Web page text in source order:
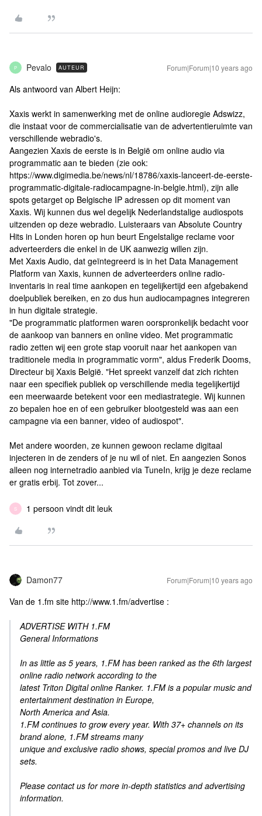
P Pevalo AUTEUR Forum|Forum|10 years ago
Als antwoord van Albert Heijn:
Xaxis werkt in samenwerking met de online audioregie Adswizz,
die instaat voor de commercialisatie van de advertentieruimte van
verschillende webradio's.
Aangezien Xaxis de eerste is in België om online audio via
programmatic aan te bieden (zie ook:
https://www.digimedia.be/news/nl/18786/xaxis-lanceert-de-eerste-
programmatic-digitale-radiocampagne-in-belgie.html), zijn alle
spots getarget op Belgische IP adressen op dit moment van
Xaxis. Wij kunnen dus wel degelijk Nederlandstalige audiospots
uitzenden op deze webradio. Luisteraars van Absolute Country
Hits in Londen horen op hun beurt Engelstalige reclame voor
adverteerders die enkel in de UK aanwezig willen zijn.
Met Xaxis Audio, dat geïntegreerd is in het Data Management
Platform van Xaxis, kunnen de adverteerders online radio-
inventaris in real time aankopen en tegelijkertijd een afgebakend
doelpubliek bereiken, en zo dus hun audiocampagnes integreren
in hun digitale strategie.
"De programmatic platformen waren oorspronkelijk bedacht voor
de aankoop van banners en online video. Met programmatic
radio zetten wij een grote stap vooruit naar het aankopen van
traditionele media in programmatic vorm", aldus Frederik Dooms,
Directeur bij Xaxis België. "Het spreekt vanzelf dat zich richten
naar een specifiek publiek op verschillende media tegelijkertijd
een meerwaarde betekent voor een mediastrategie. Wij kunnen
zo bepalen hoe en of een gebruiker blootgesteld was aan een
campagne via een banner, video of audiospot".
Met andere woorden, ze kunnen gewoon reclame digitaal
injecteren in de zenders of je nu wil of niet. En aangezien Sonos
alleen nog internetradio aanbied via TuneIn, krijg je deze reclame
er gratis erbij. Tot zover...
S 1 persoon vindt dit leuk
Damon77 Forum|Forum|10 years ago
Van de 1.fm site http://www.1.fm/advertise :
ADVERTISE WITH 1.FM
General Informations
In as little as 5 years, 1.FM has been ranked as the 6th largest
online radio network according to the
latest Triton Digital online Ranker. 1.FM is a popular music and
entertainment destination in Europe,
North America and Asia.
1.FM continues to grow every year. With 37+ channels on its
brand alone, 1.FM streams many
unique and exclusive radio shows, special promos and live DJ
sets.
Please contact us for more in-depth statistics and advertising
information.